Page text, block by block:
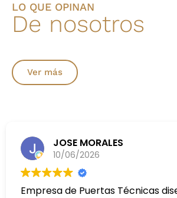
LO QUE OPINAN
De nosotros
Ver más
JOSE MORALES
10/06/2026